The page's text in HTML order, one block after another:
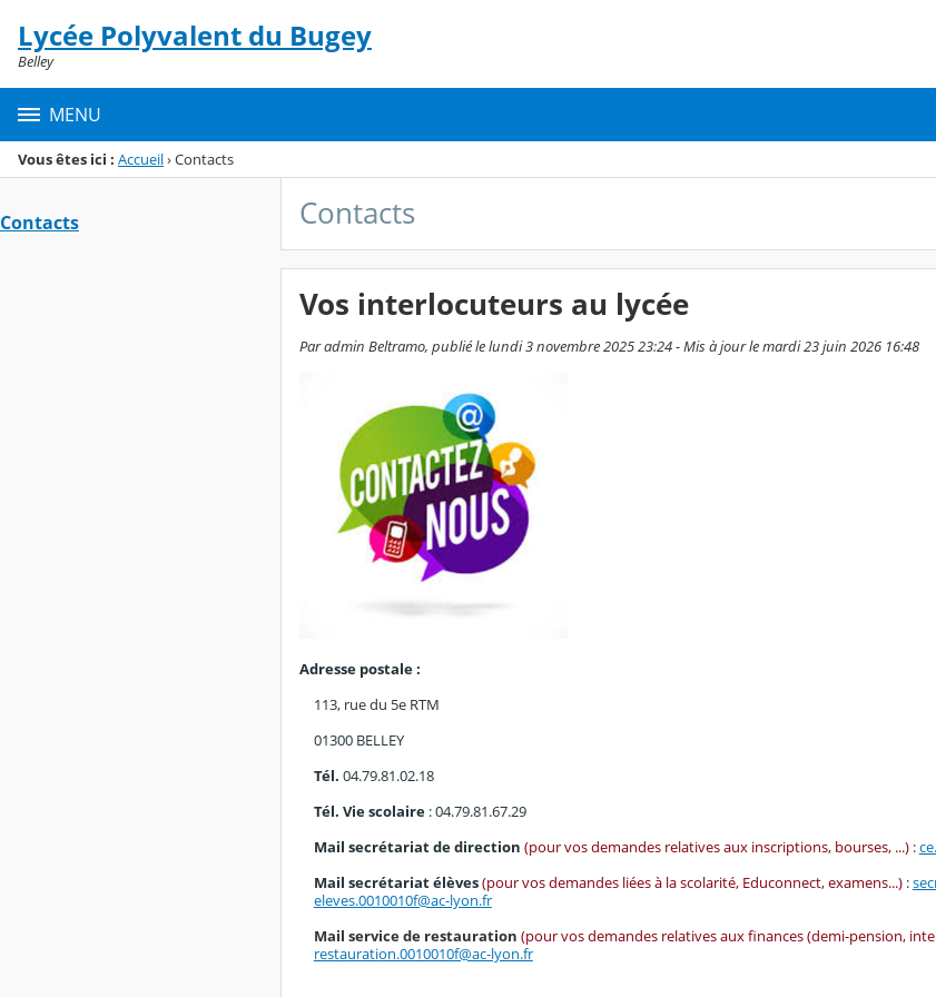
Menu de la rubrique
Contenu
Lycée Polyvalent du Bugey
Belley
MENU
Vous êtes ici : Accueil›Contacts
Contacts Contacts
Vos interlocuteurs au lycée
Par admin Beltramo, publié le lundi 3 novembre 2025 23:24 - Mis à jour le mardi 23 juin 2026 16:48
Adresse postale :
113, rue du 5e RTM
01300 BELLEY
Tél. 04.79.81.02.18
Tél. Vie scolaire : 04.79.81.67.29
Mail secrétariat de direction (pour vos demandes relatives aux inscriptions, bourses, ...) :
Mail secrétariat élèves(pour vos demandes liées à la scolarité, Educonnect, examens...):
eleves.0010010f@ac-lyon.fr
Mail service de restauration (pour vos demandes relatives aux finances (demi-pension,
restauration.0010010f@ac-lyon.fr